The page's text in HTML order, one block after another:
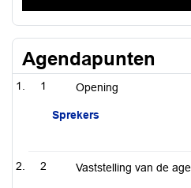
Agendapunten
1 Opening
Sprekers
2 Vaststelling van de